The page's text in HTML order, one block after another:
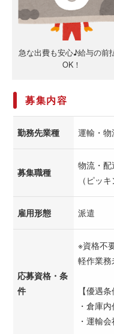
急な出費も安心♪給与の前
OK！
募集内容
勤務先業種 運輸・
募集職種
物流・
（ピッ
雇用形態 派遣
応募資格・条
件
※資格不
軽作業
【優遇条
・倉庫
・運輸